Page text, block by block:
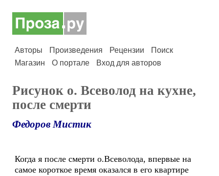
Авторы Произведения Рецензии
Поиск
Магазин
О портале Вход для авторов
Рисунок о. Всеволод на кухне,
после смерти
Федоров Мистик
Когда я после смерти о.Всеволода, впервые на
самое короткое время оказался в его квартире